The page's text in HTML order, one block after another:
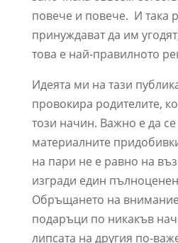
повече и повече. И така
принуждават да им
това е най-правилното
Идеята ми на тази
провокира родителите,
този начин. Важно е да
материалните
на пари не е равно на
изгради един
Обръщането на
подаръци по никакъв
липсата на другия по-